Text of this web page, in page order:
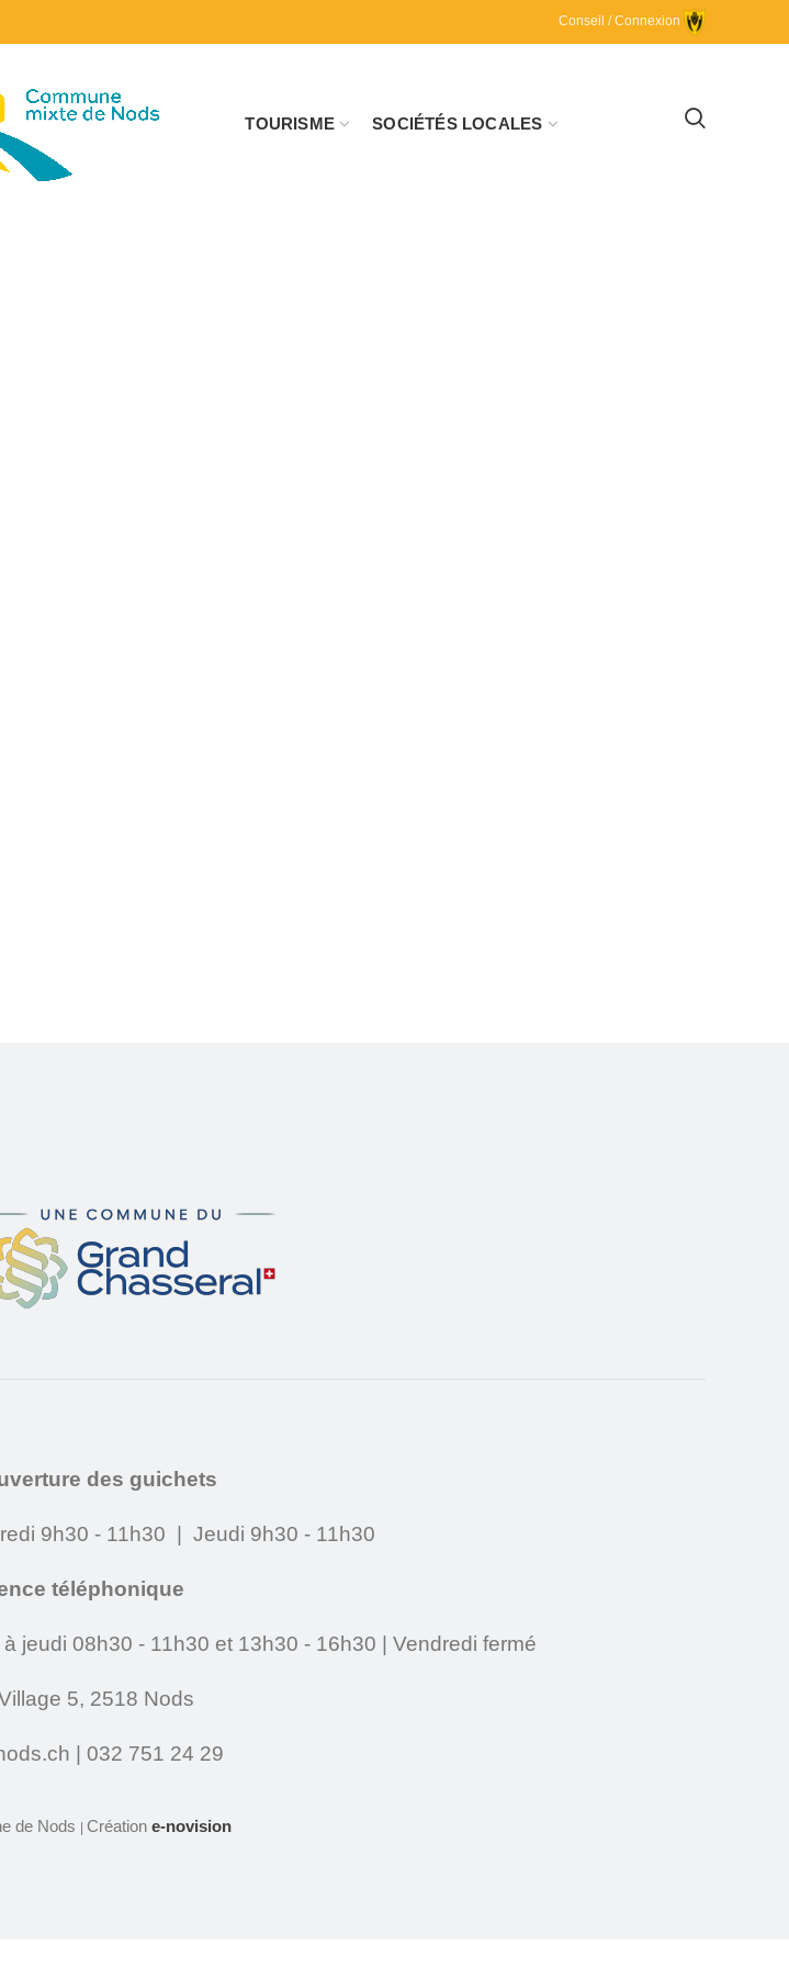
Conseil / Connexion
TOURISME SOCIÉTÉS LOCALES
des guichets
9h30 - 11h30 | Jeudi 9h30 - 11h30
téléphonique
jeudi 08h30 - 11h30 et 13h30 - 16h30 | Vendredi fermé
5, 2518 Nods
| 032 751 24 29
de Nods Création e-novision